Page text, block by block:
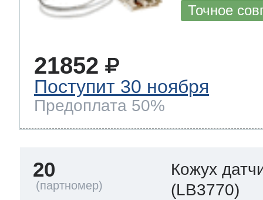
Точное
21852
Поступит 30 ноября
Предоплата 50%
20
Кожух
(LB3770)